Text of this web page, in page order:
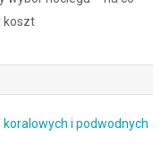
koszt
i podwodnych